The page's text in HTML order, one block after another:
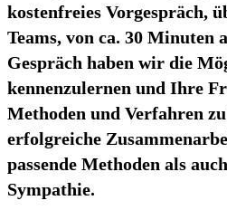
kostenfreies Vorgespräch,
Teams, von ca. 30 Minuten
Gespräch haben wir die
kennenzulernen und Ihre
Methoden und Verfahren
erfolgreiche
passende Methoden als
Sympathie.